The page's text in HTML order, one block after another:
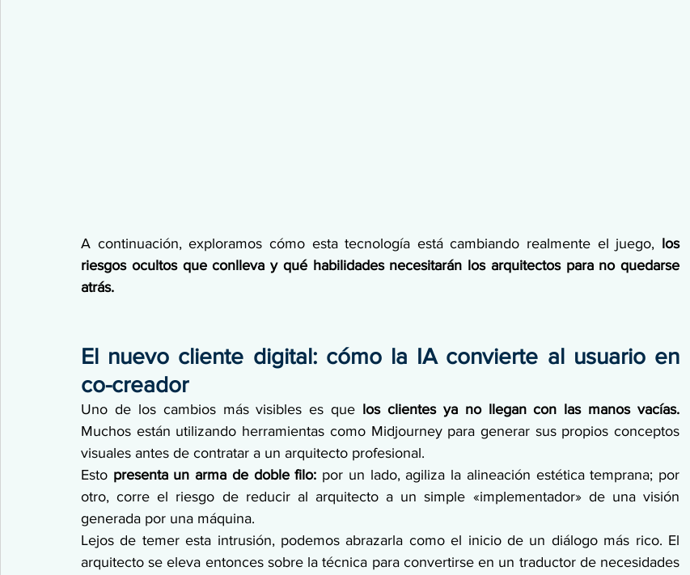
A continuación, exploramos cómo esta tecnología está cambiando realmente el juego, los
riesgos ocultos que conlleva y qué habilidades necesitarán los arquitectos para no quedarse
atrás.
El nuevo cliente digital: cómo la IA convierte al usuario en
co-creador
Uno de los cambios más visibles es que
Muchos están utilizando herramientas como Midjourney para generar sus propios conceptos
visuales antes de contratar a un arquitecto profesional.
Esto presenta un arma de doble filo: por un lado, agiliza la alineación estética temprana; por
otro, corre el riesgo de reducir al arquitecto a un simple «implementador» de una visión
generada por una máquina.
Lejos de temer esta intrusión, podemos abrazarla como el inicio de un diálogo más rico. El
arquitecto se eleva entonces sobre la técnica para convertirse en un traductor de necesidades